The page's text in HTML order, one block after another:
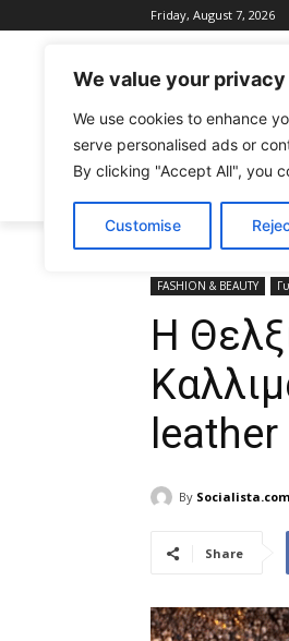
We value your privacy
We use cookies to enhance
serve personalised ads or
By clicking "Accept All", you
Customise
Friday, August 7, 2026
Home FASHION &
FASHION & BEAUTY
Η
By
Share